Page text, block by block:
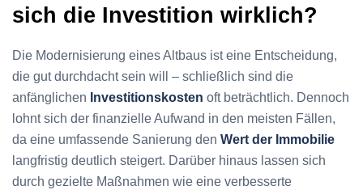
sich die Investition wirklich?
Die Modernisierung eines Altbaus ist eine Entscheidung,
die gut durchdacht sein will – schließlich sind die
anfänglichen Investitionskosten oft beträchtlich. Dennoch
lohnt sich der finanzielle Aufwand in den meisten Fällen,
da eine umfassende Sanierung den Wert der Immobilie
langfristig deutlich steigert. Darüber hinaus lassen sich
durch gezielte Maßnahmen wie eine verbesserte